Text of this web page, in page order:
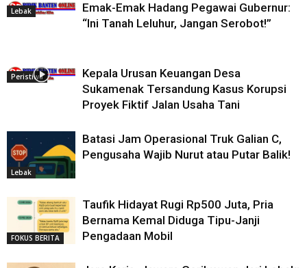
Lebak
Emak-Emak Hadang Pegawai Gubernur:
“Ini Tanah Leluhur, Jangan Serobot!”
Peristiwa
Kepala Urusan Keuangan Desa
Sukamenak Tersandung Kasus Korupsi
Proyek Fiktif Jalan Usaha Tani
Lebak
Batasi Jam Operasional Truk Galian C,
Pengusaha Wajib Nurut atau Putar Balik!
FOKUS BERITA
Taufik Hidayat Rugi Rp500 Juta, Pria
Bernama Kemal Diduga Tipu-Janji
Pengadaan Mobil